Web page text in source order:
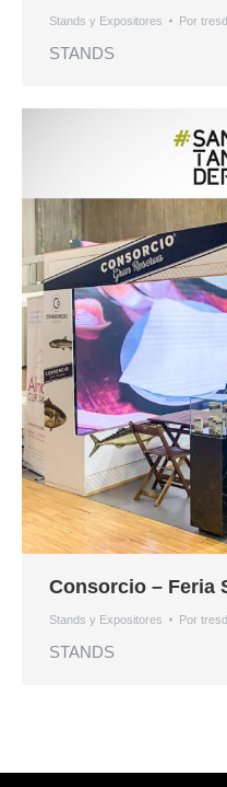
Stands y Expositores Por
STANDS
Consorcio – Feria
Stands y Expositores Por
STANDS